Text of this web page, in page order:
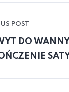
POST
DO